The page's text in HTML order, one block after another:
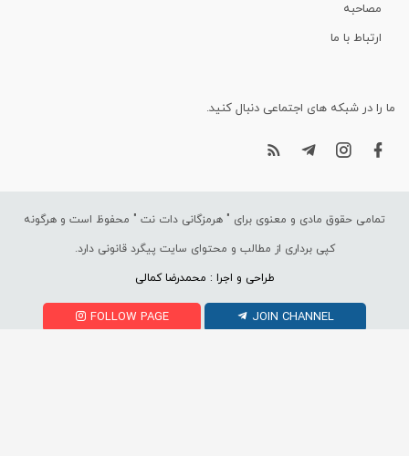
مصاحبه
ارتباط با ما
ما را در شبکه های اجتماعی دنبال کنید.
تمامی حقوق مادی و معنوی برای " هرمزگانی دات نت " محفوظ است و هرگونه
کپی برداری از مطالب و محتوای سایت پیگرد قانونی دارد.
طراحی و اجرا : محمدرضا کمالی
FOLLOW PAGE JOIN CHANNEL